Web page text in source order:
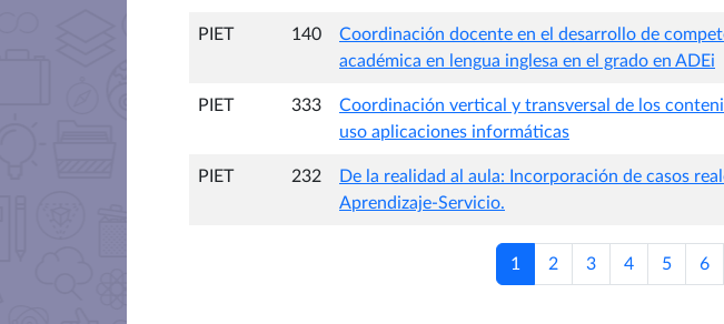
PIET 140
Coordinación docente en el desarrollo de
académica en lengua inglesa en el grado en ADEi
PIET 333
Coordinación vertical y transversal de los
uso aplicaciones informáticas
PIET 232
De la realidad al aula: Incorporación de casos
Aprendizaje-Servicio.
1 2 3 4 5 6